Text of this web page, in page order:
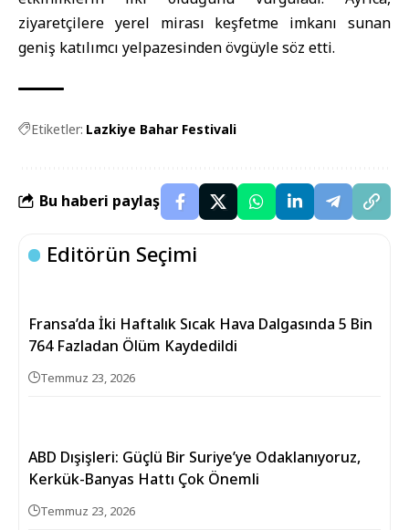
ziyaretçilere yerel mirası keşfetme imkanı sunan
geniş katılımcı yelpazesinden övgüyle söz etti.
Etiketler: Lazkiye Bahar Festivali
Bu haberi paylaş
Editörün Seçimi
Fransa’da İki Haftalık Sıcak Hava Dalgasında 5 Bin
764 Fazladan Ölüm Kaydedildi
Temmuz 23, 2026
ABD Dışişleri: Güçlü Bir Suriye’ye Odaklanıyoruz,
Kerkük-Banyas Hattı Çok Önemli
Temmuz 23, 2026